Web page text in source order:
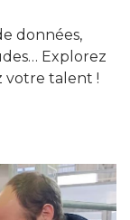
données,
Explorez
votre talent !